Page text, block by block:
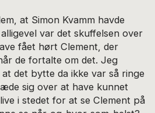
at Simon Kvamm havde
var det skuffelsen over
fået hørt Clement, der
de fortalte om det. Jeg
det bytte da ikke var så ringe
sig over at have kunnet
i stedet for at se Clement på